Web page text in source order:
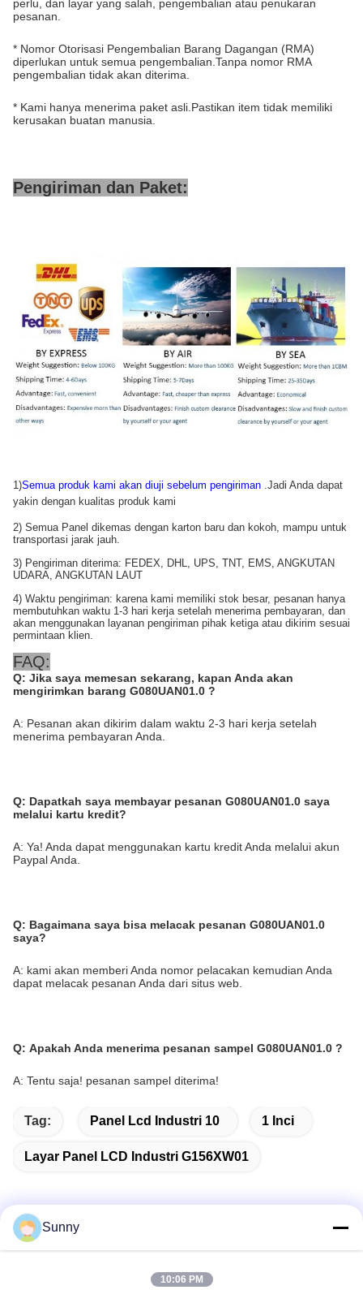
perlu, dan layar yang salah, pengembalian atau penukaran
pesanan.
* Nomor Otorisasi Pengembalian Barang Dagangan (RMA)
diperlukan untuk semua pengembalian.Tanpa nomor RMA
pengembalian tidak akan diterima.
* Kami hanya menerima paket asli.Pastikan item tidak memiliki
kerusakan buatan manusia.
Pengiriman dan Paket:
1)Semua produk kami akan diuji sebelum pengiriman .Jadi Anda dapat
yakin dengan kualitas produk kami
2) Semua Panel dikemas dengan karton baru dan kokoh, mampu untuk
transportasi jarak jauh.
3) Pengiriman diterima: FEDEX, DHL, UPS, TNT, EMS, ANGKUTAN
UDARA, ANGKUTAN LAUT
4) Waktu pengiriman: karena kami memiliki stok besar, pesanan hanya
membutuhkan waktu 1-3 hari kerja setelah menerima pembayaran, dan
akan menggunakan layanan pengiriman pihak ketiga atau dikirim sesuai
permintaan klien.
FAQ:
Q: Jika saya memesan sekarang, kapan Anda akan
mengirimkan barang G080UAN01.0 ?
A: Pesanan akan dikirim dalam waktu 2-3 hari kerja setelah
menerima pembayaran Anda.
Q: Dapatkah saya membayar pesanan G080UAN01.0 saya
melalui kartu kredit?
A: Ya! Anda dapat menggunakan kartu kredit Anda melalui akun
Paypal Anda.
Q: Bagaimana saya bisa melacak pesanan G080UAN01.0
saya?
A: kami akan memberi Anda nomor pelacakan kemudian Anda
dapat melacak pesanan Anda dari situs web.
Q: Apakah Anda menerima pesanan sampel G080UAN01.0 ?
A: Tentu saja! pesanan sampel diterima!
Tag: Panel Lcd Industri 10 1 Inci
Layar Panel LCD Industri G156XW01
Sunny
10:06 PM